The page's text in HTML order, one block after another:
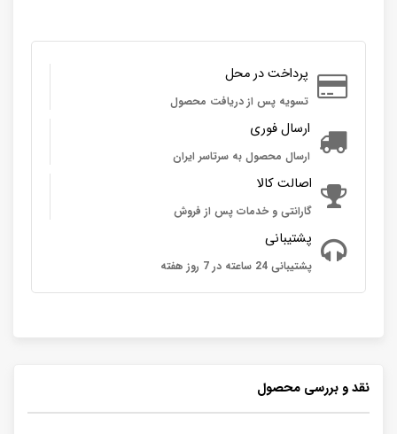
پرداخت در محل
تسویه پس از دریافت محصول
ارسال فوری
ارسال محصول به سرتاسر ایران
اصالت کالا
گارانتی و خدمات پس از فروش
پشتیبانی
پشتیبانی 24 ساعته در 7 روز هفته
نقد و بررسی محصول